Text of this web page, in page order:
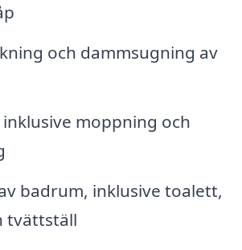
och dammsugning av
moppning och
badrum, inklusive toalett,
tvättställ